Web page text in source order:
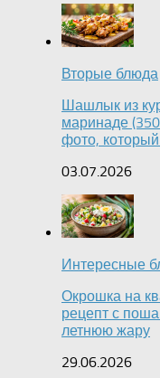
Вторые блюда
Шашлык из
маринаде
фото, который
03.07.2026
Интересные
Окрошка на
рецепт с
летнюю жару
29.06.2026